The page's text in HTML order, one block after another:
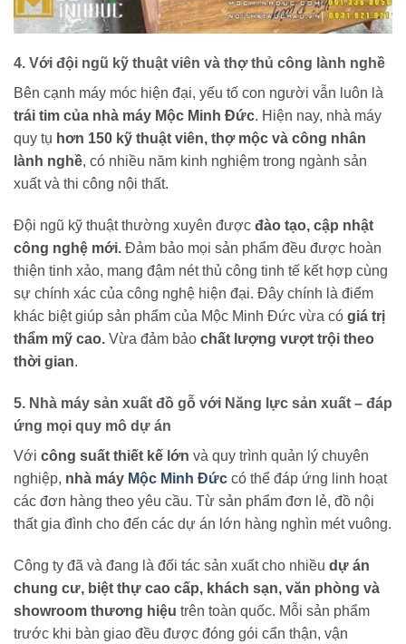
4. Với đội ngũ kỹ thuật viên và thợ thủ công lành nghề
Bên cạnh máy móc hiện đại, yếu tố con người vẫn luôn là
trái tim của nhà máy Mộc Minh Đức. Hiện nay, nhà máy
quy tụ hơn 150 kỹ thuật viên, thợ mộc và công nhân
lành nghề, có nhiều năm kinh nghiệm trong ngành sản
xuất và thi công nội thất.
Đội ngũ kỹ thuật thường xuyên được đào tạo, cập nhật
công nghệ mới. Đảm bảo mọi sản phẩm đều được hoàn
thiện tinh xảo, mang đậm nét thủ công tinh tế kết hợp cùng
sự chính xác của công nghệ hiện đại. Đây chính là điểm
khác biệt giúp sản phẩm của Mộc Minh Đức vừa có giá trị
thẩm mỹ cao. Vừa đảm bảo chất lượng vượt trội theo
thời gian.
5. Nhà máy sản xuất đồ gỗ với Năng lực sản xuất – đáp
ứng mọi quy mô dự án
Với công suất thiết kế lớn và quy trình quản lý chuyên
nghiệp, nhà máy Mộc Minh Đức có thể đáp ứng linh hoạt
các đơn hàng theo yêu cầu. Từ sản phẩm đơn lẻ, đồ nội
thất gia đình cho đến các dự án lớn hàng nghìn mét vuông.
Công ty đã và đang là đối tác sản xuất cho nhiều dự án
chung cư, biệt thự cao cấp, khách sạn, văn phòng và
showroom thương hiệu trên toàn quốc. Mỗi sản phẩm
trước khi bàn giao đều được đóng gói cẩn thận, vận